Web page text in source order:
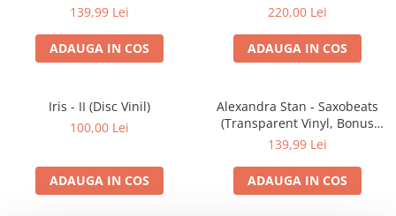
139,99 Lei
ADAUGA IN COS
220,00 Lei
ADAUGA IN COS
Iris - II (Disc Vinil)
100,00 Lei
ADAUGA IN COS
Alexandra Stan - Saxobeats
(Transparent Vinyl, Bonus
Tracks) ) (Disc Vinil)
139,99 Lei
ADAUGA IN COS